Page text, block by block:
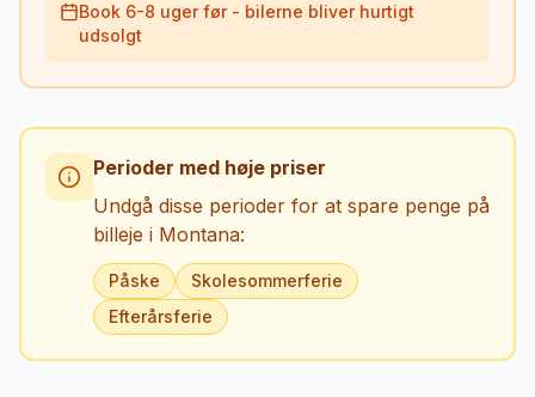
Book 6-8 uger før - bilerne bliver hurtigt
udsolgt
Perioder med høje priser
Undgå disse perioder for at spare penge på
billeje i Montana:
Påske
Skolesommerferie
Efterårsferie